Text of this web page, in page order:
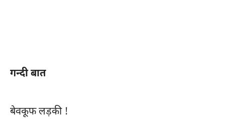
गन्दी बात
बेवकूफ लड़की !